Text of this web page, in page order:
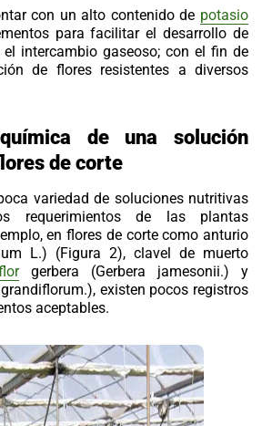
con un alto contenido de potasio
para facilitar el desarrollo de
el intercambio gaseoso; con el fin de
de flores resistentes a diversos
de una solución
de corte
variedad de soluciones nutritivas
requerimientos de las plantas
en flores de corte como anturio
L.) (Figura 2), clavel de muerto
gerbera (Gerbera jamesonii.) y
), existen pocos registros
aceptables.